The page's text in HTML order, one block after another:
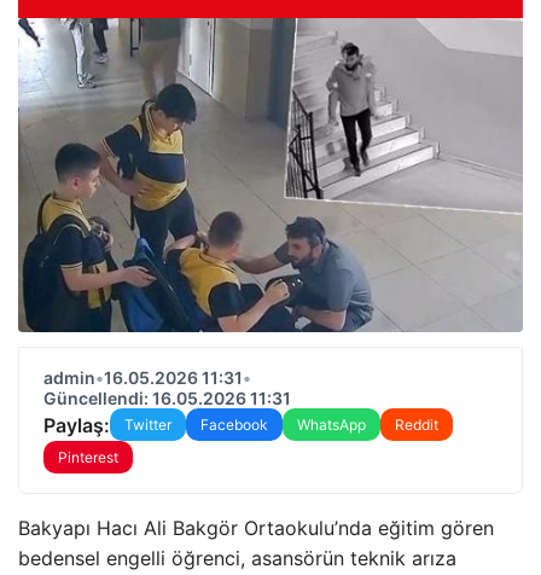
admin•16.05.2026 11:31•
Güncellendi: 16.05.2026 11:31
Paylaş: Twitter Facebook WhatsApp
Reddit
Pinterest
Bakyapı Hacı Ali Bakgör Ortaokulu’nda eğitim gören
bedensel engelli öğrenci, asansörün teknik arıza